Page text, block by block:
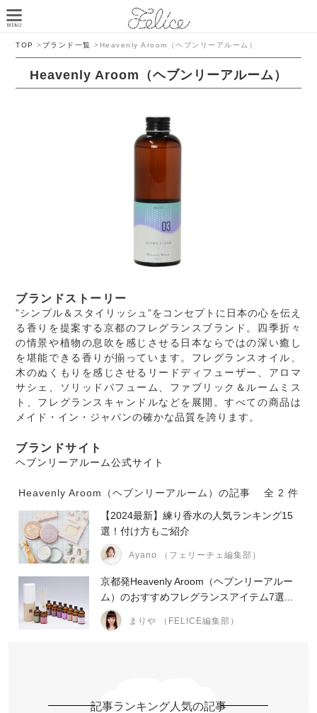
TOP > ブランド一覧 > Heavenly Aroom（ヘブンリーアルーム）
Heavenly Aroom（ヘブンリーアルーム）
ブランドストーリー
”シンプル＆スタイリッシュ”をコンセプトに日本の心を伝え
る香りを提案する京都のフレグランスブランド。四季折々
の情景や植物の息吹を感じさせる日本ならではの深い癒し
を堪能できる香りが揃っています。フレグランスオイル、
木のぬくもりを感じさせるリードディフューザー、アロマ
サシェ、ソリッドパフューム、ファブリック＆ルームミス
ト、フレグランスキャンドルなどを展開。すべての商品は
メイド・イン・ジャパンの確かな品質を誇ります。
ブランドサイト
ヘブンリーアルーム公式サイト
Heavenly Aroom（ヘブンリーアルーム）の記事
全 2 件
【2024最新】練り香水の人気ランキング15
選！付け方もご紹介
Ayano （フェリーチェ編集部）
京都発Heavenly Aroom（ヘブンリーアルー
ム）のおすすめフレグランスアイテム7選...
まりや （FELICE編集部）
記事ランキング人気の記事